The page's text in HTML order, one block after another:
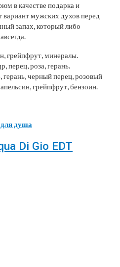
в качестве подарка и
вариант мужских духов перед
запах, который либо
грейпфрут, минералы.
перец, роза, герань.
черный перец, розовый
грейпфрут, бензоин.
душа
Di Gio EDT